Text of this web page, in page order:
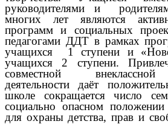
руководителями и
многих лет являются
программ и социальных
педагогами ДДТ в рамках
учащихся 1 ступени и
учащихся 2 ступени.
совместной внеклассной
деятельности даёт
школе сокращается число
социально опасном
для охраны детства, прав и